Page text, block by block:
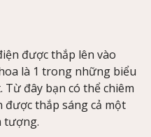
được thắp lên vào
là 1 trong những biểu
đây bạn có thể chiêm
thắp sáng cả một
tượng.